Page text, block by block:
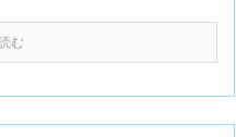
む